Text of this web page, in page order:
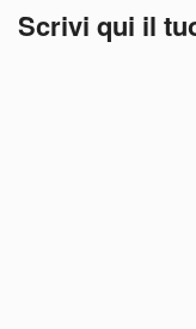
Scrivi qui il